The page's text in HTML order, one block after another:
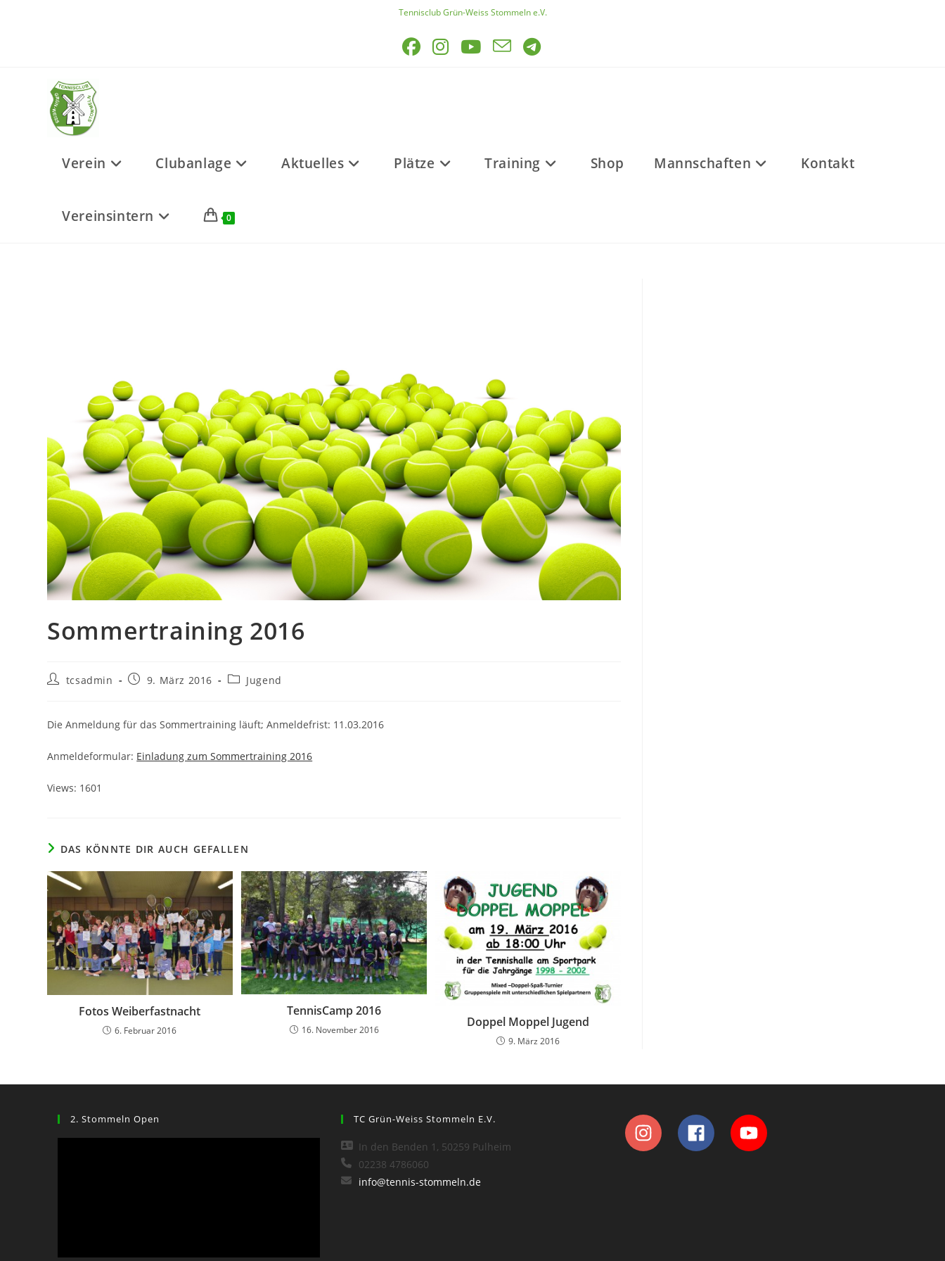
Tennisclub Grün-Weiss Stommeln e.V.
Verein Clubanlage Aktuelles Plätze Training Shop Mannschaften Kontakt
Vereinsintern 0
Sommertraining 2016
Beitrags-
tcsadmin
Beitrag9. März 2016
Beitrags-
Jugend
Die Anmeldung für das Sommertraining läuft; Anmeldefrist: 11.03.2016
Anmeldeformular: Einladung zum Sommertraining 2016
Views: 1601
DAS KÖNNTE DIR AUCH GEFALLEN
Fotos Weiberfastnacht
6. Februar 2016
TennisCamp 2016
16. November 2016
Doppel Moppel Jugend
9. März 2016
2. Stommeln Open TC Grün-Weiss Stommeln E.V.
In den Benden 1, 50259 Pulheim
02238 4786060
info@tennis-stommeln.de